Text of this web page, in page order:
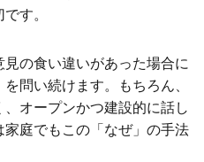
す。
の食い違いがあった場合に
問い続けます。もちろん、
オープンかつ建設的に話し
庭でもこの「なぜ」の手法